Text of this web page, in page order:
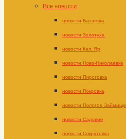
Все новости
новости Батаевка
новости Золотуха
новости Кап. Яр
новости Ново-Николаевка
новости Пироговка
новости Покровка
новости Пологое Займище
новости Садовое
новости Сокрутовка